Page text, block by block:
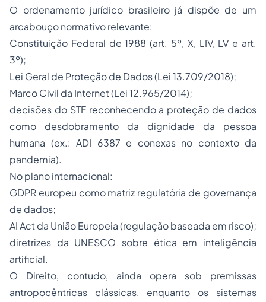
O ordenamento jurídico brasileiro já dispõe de um
arcabouço normativo relevante:
Constituição Federal de 1988 (art. 5º, X, LIV, LV e art.
3º);
Lei Geral de Proteção de Dados (Lei 13.709/2018);
Marco Civil da Internet (Lei 12.965/2014);
decisões do STF reconhecendo a proteção de dados
como desdobramento da dignidade da pessoa
humana (ex.: ADI 6387 e conexas no contexto da
pandemia).
No plano internacional:
GDPR europeu como matriz regulatória de governança
de dados;
AI Act da União Europeia (regulação baseada em risco);
diretrizes da UNESCO sobre ética em inteligência
artificial.
O Direito, contudo, ainda opera sob premissas
antropocêntricas clássicas, enquanto os sistemas